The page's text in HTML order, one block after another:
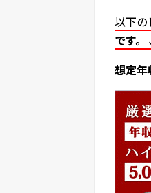
以下の
です
想定年